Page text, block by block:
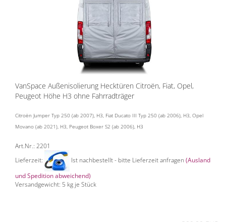
VanSpace Außenisolierung Hecktüren Citroën, Fiat, Opel,
Peugeot Höhe H3 ohne Fahrradträger
Citroën Jumper Typ 250 (ab 2007), H3, Fiat Ducato III Typ 250 (ab 2006), H3, Opel
Movano (ab 2021), H3, Peugeot Boxer S2 (ab 2006), H3
Art.Nr.: 2201
Lieferzeit:
Ist nachbestellt - bitte Lieferzeit anfragen (Ausland
und Spedition abweichend)
Versandgewicht: 5 kg je Stück